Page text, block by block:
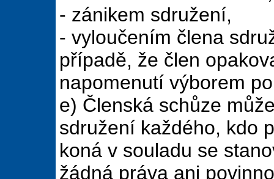
- zánikem sdružení,
- vyloučením člena
případě, že člen
napomenutí výborem
e) Členská schůze
sdružení každého, kdo
koná v souladu se
žádná práva ani